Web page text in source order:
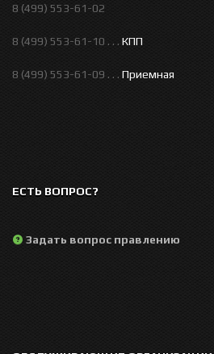
8 (499) 553-61-02
8 (499) 553-61-10 . . . КПП
8 (499) 553-61-09 . . . Приемная
ЕСТЬ ВОПРОС?
Задать вопрос правлению